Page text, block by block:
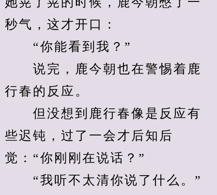
秒气，这才开口：
“你能看到我？”
说完，鹿今朝也在警惕着鹿
行春的反应。
但没想到鹿行春像是反应有
些迟钝，过了一会才后知后
觉：“你刚刚在说话？”
“我听不太清你说了什么。”